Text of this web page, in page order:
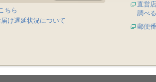
ちら
け遅延状況について
直営
調べる
郵便